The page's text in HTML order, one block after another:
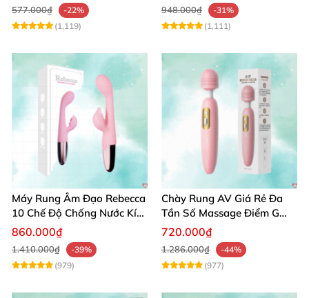
577.000₫
-22%
(1,119)
948.000₫
-31%
(1,111)
Máy Rung Âm Đạo Rebecca
10 Chế Độ Chống Nước Kích
Thích Điểm G
860.000₫
1.410.000₫
-39%
(979)
Chày Rung AV Giá Rẻ Đa
Tần Số Massage Điểm G
Mát Xa Âm Vật
720.000₫
1.286.000₫
-44%
(977)